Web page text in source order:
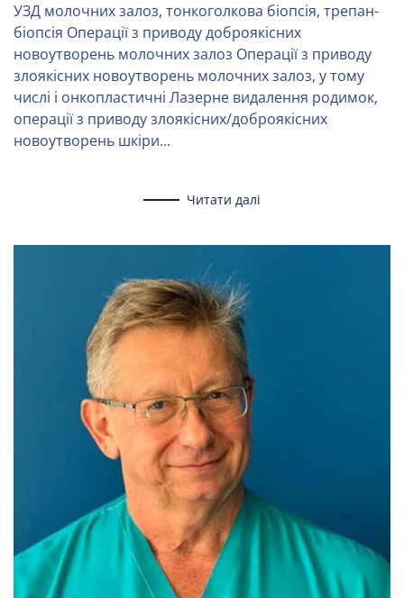
УЗД молочних залоз, тонкоголкова біопсія, трепан-
біопсія Операції з приводу доброякісних
новоутворень молочних залоз Операції з приводу
злоякісних новоутворень молочних залоз, у тому
числі і онкопластичні Лазерне видалення родимок,
операції з приводу злоякісних/доброякісних
новоутворень шкіри...
Читати далі